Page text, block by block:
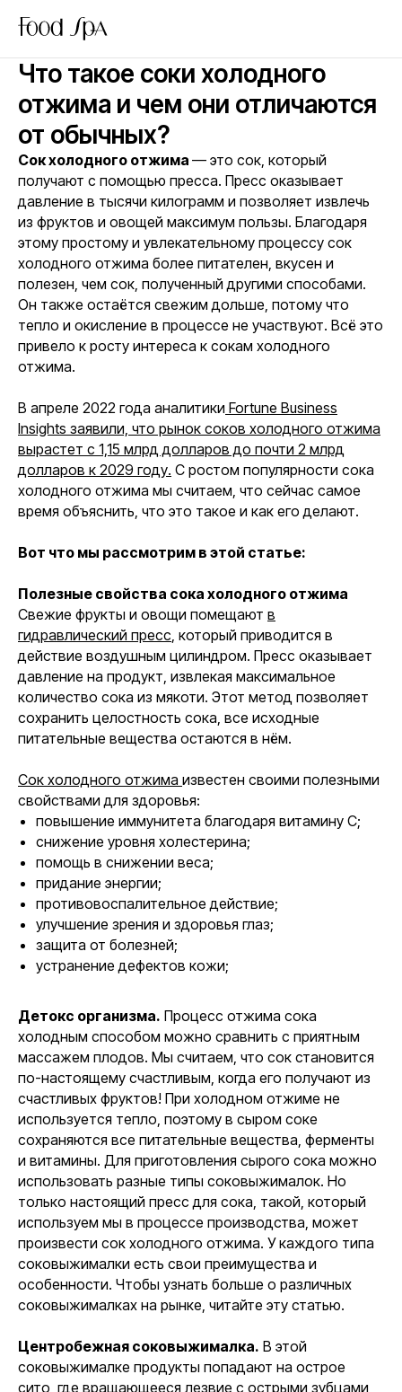
Что такое соки холодного
отжима и чем они отличаются
от обычных?
Сок холодного отжима — это сок, который
получают с помощью пресса. Пресс оказывает
давление в тысячи килограмм и позволяет извлечь
из фруктов и овощей максимум пользы. Благодаря
этому простому и увлекательному процессу сок
холодного отжима более питателен, вкусен и
полезен, чем сок, полученный другими способами.
Он также остаётся свежим дольше, потому что
тепло и окисление в процессе не участвуют. Всё это
привело к росту интереса к сокам холодного
отжима.
В апреле 2022 года аналитики Fortune Business
Insights заявили, что рынок соков холодного отжима
вырастет с 1,15 млрд долларов до почти 2 млрд
долларов к 2029 году. С ростом популярности сока
холодного отжима мы считаем, что сейчас самое
время объяснить, что это такое и как его делают.
Вот что мы рассмотрим в этой статье:
Полезные свойства сока холодного отжима
Свежие фрукты и овощи помещают в
гидравлический пресс, который приводится в
действие воздушным цилиндром. Пресс оказывает
давление на продукт, извлекая максимальное
количество сока из мякоти. Этот метод позволяет
сохранить целостность сока, все исходные
питательные вещества остаются в нём.
Сок холодного отжима известен своими полезными
свойствами для здоровья:
повышение иммунитета благодаря витамину С;
снижение уровня холестерина;
помощь в снижении веса;
придание энергии;
противовоспалительное действие;
улучшение зрения и здоровья глаз;
защита от болезней;
устранение дефектов кожи;
Детокс организма. Процесс отжима сока
холодным способом можно сравнить с приятным
массажем плодов. Мы считаем, что сок становится
по-настоящему счастливым, когда его получают из
счастливых фруктов! При холодном отжиме не
используется тепло, поэтому в сыром соке
сохраняются все питательные вещества, ферменты
и витамины. Для приготовления сырого сока можно
использовать разные типы соковыжималок. Но
только настоящий пресс для сока, такой, который
используем мы в процессе производства, может
произвести сок холодного отжима. У каждого типа
соковыжималки есть свои преимущества и
особенности. Чтобы узнать больше о различных
соковыжималках на рынке, читайте эту статью.
Центробежная соковыжималка. В этой
соковыжималке продукты попадают на острое
сито, где вращающееся лезвие с острыми зубцами